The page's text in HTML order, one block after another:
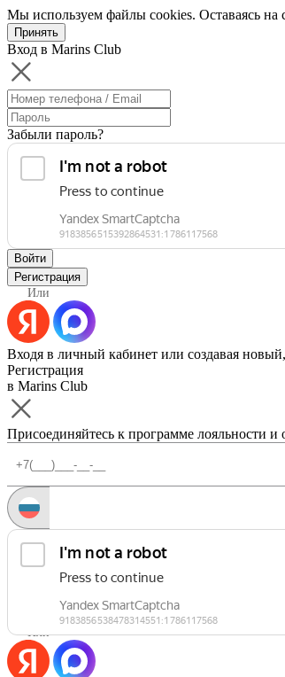
Мы используем файлы cookies. Оставаясь на
Принять
Вход в Marins Club
Забыли пароль?
Войти
Регистрация
Или
Входя в личный кабинет или создавая
Регистрация
в Marins Club
Присоединяйтесь к программе лояльности
Запросить код
Уже есть аккаунт?Войти
Или